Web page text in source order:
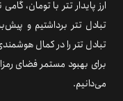
ارز پایدار تتر با تومان،
تبادل تتر برداشتیم و
تبادل تتر را در کمال
برای بهبود مستمر فضای
می‌دانیم.